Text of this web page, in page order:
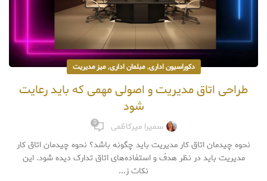
دکوراسیون اداری,مبلمان اداری,میز مدیریت
طراحی اتاق مدیریت و اصولی مهمی که باید رعایت
شود
سمیرا میرکاظمی 0
نحوه چیدمان اتاق کار مدیریت باید چگونه باشد؟ نحوه چیدمان اتاق کار
مدیریت باید در نظر هدف و استفاده‌های اتاق تدارک دیده شود. این
نکات ز...